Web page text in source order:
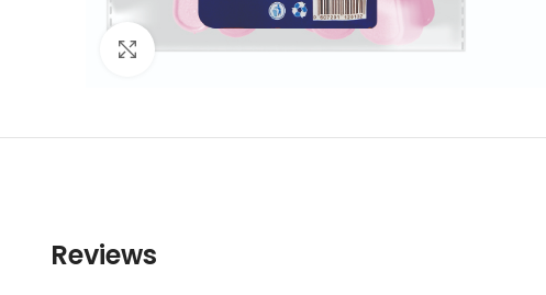
Click to enlarge
Reviews